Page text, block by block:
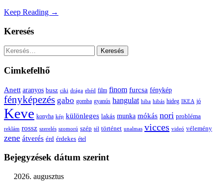
Keep Reading →
Keresés
Keresés:
Cimkefelhő
Anett aranyos busz ciki drága ebéd film finom furcsa fénykép
fényképezés gabo gomba gyanús hangulat hiba hibás hideg IKEA jó
Keve konyha kép különleges lakás munka mókás nori probléma
reklám rossz szerelés szomorú szép tél történet unalmas vicces videó vélemény
zene átverés érd érdekes étel
Bejegyzések dátum szerint
2026. augusztus